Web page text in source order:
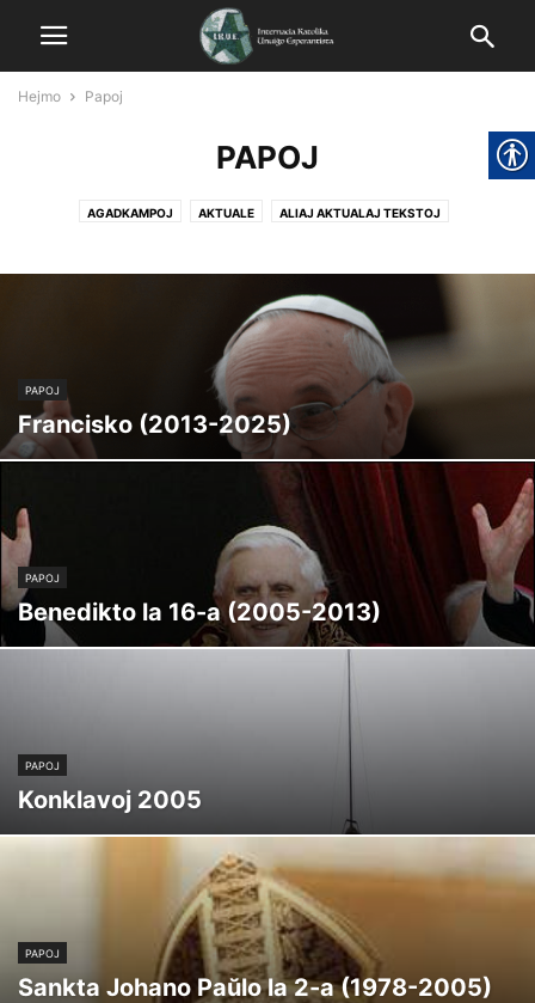
Hejmo Papoj
PAPOJ
AGADKAMPOJ AKTUALE ALIAJ AKTUALAJ TEKSTOJ
EKLEZIO KAJ ESPERANTO EKUMENISMO ESPERO KATOLIKA
LA PREZIDANTOJ DE IKUE
PAPOJ SPIRITA VIVO
PAPOJ
Francisko (2013-2025)
PAPOJ
Benedikto la 16-a (2005-2013)
PAPOJ
Konklavoj 2005
PAPOJ
Sankta Johano Paŭlo la 2-a (1978-2005)